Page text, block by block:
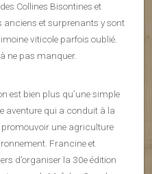
Collines Bisontines et
anciens et surprenants y sont
viticole parfois oublié.
ne pas manquer.
est bien plus qu’une simple
aventure qui a conduit à la
une agriculture
Francine et
d’organiser la 30e édition